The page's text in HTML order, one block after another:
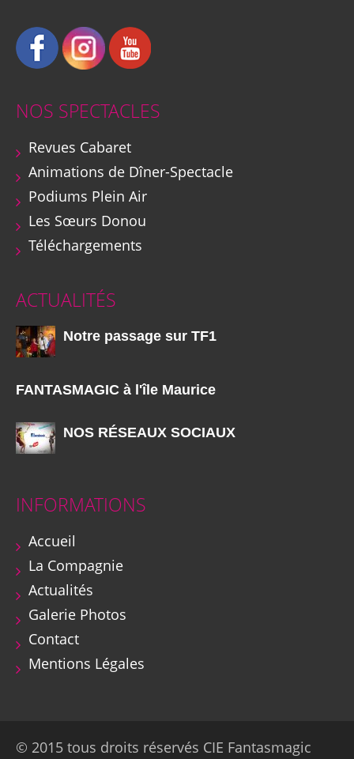
NOS SPECTACLES
Revues Cabaret
Animations de Dîner-Spectacle
Podiums Plein Air
Les Sœurs Donou
Téléchargements
ACTUALITÉS
Notre passage sur TF1
FANTASMAGIC à l'île Maurice
NOS RÉSEAUX SOCIAUX
INFORMATIONS
Accueil
La Compagnie
Actualités
Galerie Photos
Contact
Mentions Légales
© 2015 tous droits réservés CIE Fantasmagic